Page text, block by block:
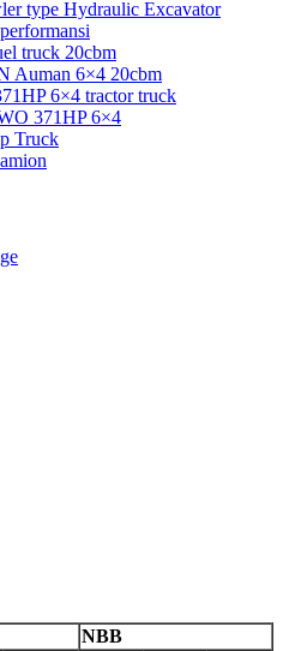
Auman 6×4 20cbm
371HP 6×4
NBB